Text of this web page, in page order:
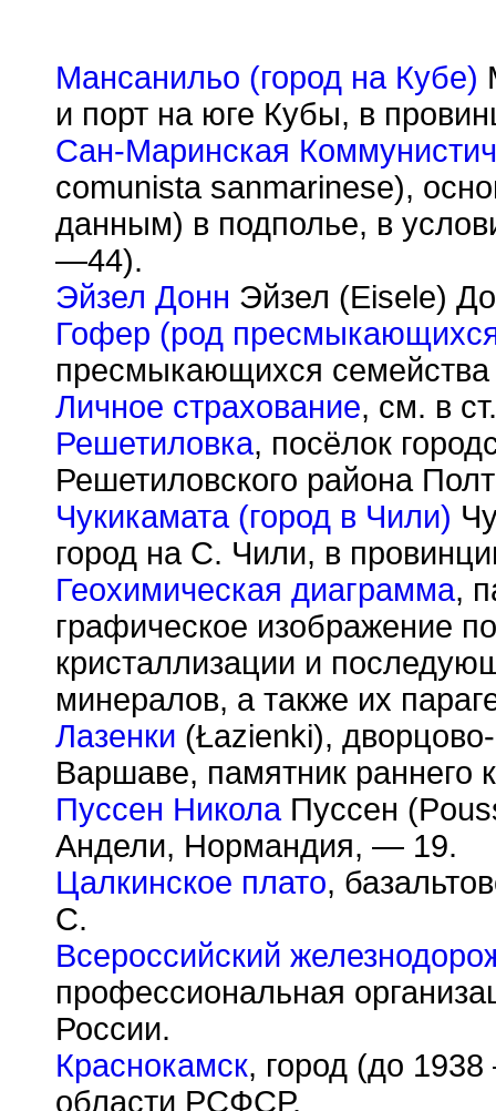
Мансанильо (город на Кубе)
и порт на юге Кубы, в
Сан-Маринская
comunista sanmarinese),
данным) в подполье, в
—44).
Эйзел Донн Эйзел (Eisele)
Гофер (род
пресмыкающихся
Личное страхование, см. в
Решетиловка, посёлок
Решетиловского района
Чукикамата (город в Чили)
город на С. Чили, в
Геохимическая диаграмма,
графическое изображение
кристаллизации и
минералов, а также их
Лазенки (Łazienki),
Варшаве, памятник раннего
Пуссен НиколаПуссен
Андели, Нормандия, — 19.
Цалкинское плато,
С.
Всероссийский
профессиональная
России.
Краснокамск, город (до
области РСФСР.